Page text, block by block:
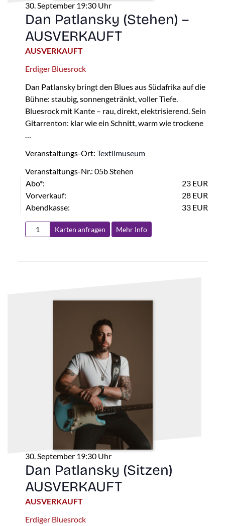
30. September 19:30 Uhr
Dan Patlansky (Stehen) –
AUSVERKAUFT
AUSVERKAUFT
Erdiger Bluesrock
Dan Patlansky bringt den Blues aus Südafrika auf die
Bühne: staubig, sonnengetränkt, voller Tiefe.
Bluesrock mit Kante – rau, direkt, elektrisierend. Sein
Gitarrenton: klar wie ein Schnitt, warm wie trockene
…
Veranstaltungs-Ort: Textilmuseum
Veranstaltungs-Nr.: 05b Stehen
Abo*:
23 EUR
Vorverkauf:
28 EUR
Abendkasse:
33 EUR
Karten anfragen Mehr Info
30. September 19:30 Uhr
Dan Patlansky (Sitzen)
AUSVERKAUFT
AUSVERKAUFT
Erdiger Bluesrock